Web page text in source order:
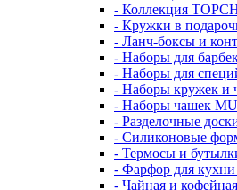
- Коллекция
- Кружки в
- Ланч-боксы и
- Наборы для
- Наборы для
- Наборы кружек и
- Наборы чашек
- Разделочные
- Силиконовые
- Термосы и
- Фарфор для
- Чайная и